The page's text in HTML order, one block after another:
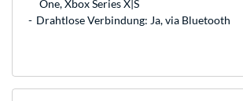
One, Xbox Series X|S
Drahtlose Verbindung: Ja, via Bluetooth